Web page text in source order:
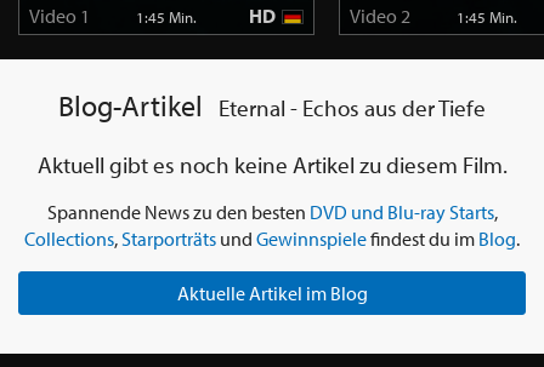
Video 1 1:45 Min. HD Video 2 1:45 Min.
Blog-Artikel
Eternal - Echos aus der Tiefe
Aktuell gibt es noch keine Artikel zu diesem Film.
Spannende News zu den besten DVD und Blu-ray Starts,
Collections, Starporträts und Gewinnspielefindest du im Blog.
Aktuelle Artikel im Blog